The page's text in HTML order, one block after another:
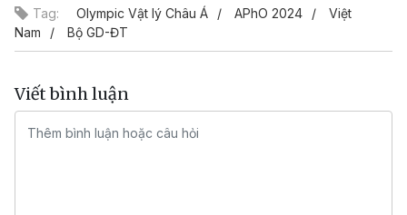
Tag: Olympic Vật lý Châu Á APhO 2024
Việt
Nam
Bộ GD-ĐT
Viết bình luận